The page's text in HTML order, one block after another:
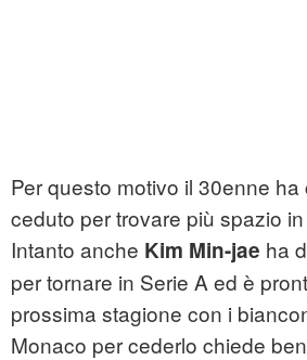
Per questo motivo il 30enne
ceduto per trovare più spazio
Intanto anche Kim Min-jae ha
per tornare in Serie A ed è
prossima stagione con i
Monaco per cederlo chiede